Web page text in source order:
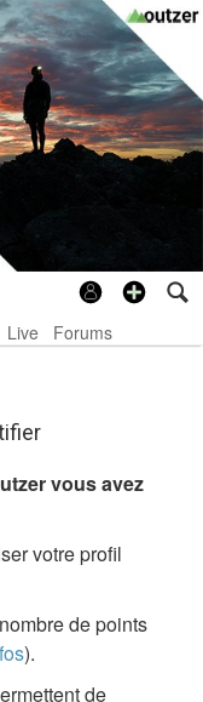
Live Forums
vous avez
votre profil
de points
).
de